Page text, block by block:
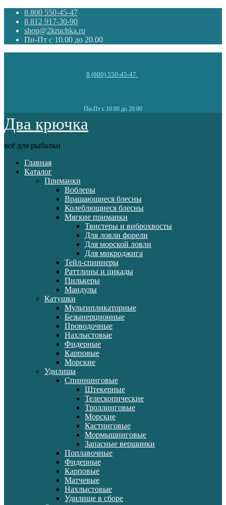
8 800 550-45-47
8 812 917-30-90
shop@2kruchka.ru
Пн-Пт с 10.00 до 20.00
8 (800) 550-45-47
Пн-Пт с 10.00 до 20.00
Два крючка
всё для рыбалки
Главная
Каталог
Приманки
Воблеры
Вращающиеся блесны
Колеблющиеся блесны
Мягкие приманки
Твистеры и виброхвосты
Для ловли форели
Для морской ловли
Для микроджига
Тейл-спиннеры
Раттлины и цикады
Пилькеры
Мандулы
Катушки
Мультипликаторные
Безынерционные
Проводочные
Нахлыстовые
Фидерные
Карповые
Морские
Удилища
Спиннинговые
Штекерные
Телескопические
Троллинговые
Морские
Кастинговые
Мормышинговые
Запасные вершинки
Поплавочные
Фидерные
Карповые
Матчевые
Нахлыстовые
Удилище в сборе